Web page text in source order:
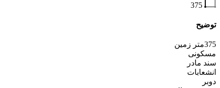
375
توضیح
375متر زمین
مسکونی
سند مادر
انشعابات
دوبر